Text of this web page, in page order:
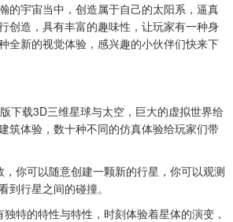
的宇宙当中，创造属于自己的太阳系，逼真
创造，具有丰富的趣味性，让玩家有一种身
全新的视觉体验，感兴趣的小伙伴们快来下
载3D三维星球与太空，巨大的虚拟世界给
筑体验，数十种不同的仿真体验给玩家们带
你可以随意创建一颗新的行星，你可以观测
到行星之间的碰撞。
的特性与特性，时刻体验着星体的演变，